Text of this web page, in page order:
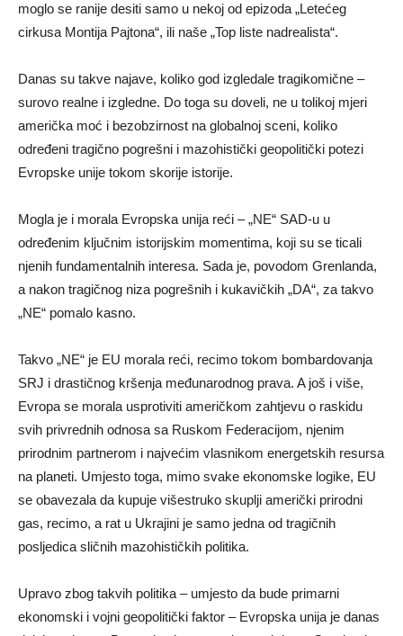
moglo se ranije desiti samo u nekoj od epizoda „Letećeg
cirkusa Montija Pajtona“, ili naše „Top liste nadrealista“.
Danas su takve najave, koliko god izgledale tragikomične –
surovo realne i izgledne. Do toga su doveli, ne u tolikoj mjeri
američka moć i bezobzirnost na globalnoj sceni, koliko
određeni tragično pogrešni i mazohistički geopolitički potezi
Evropske unije tokom skorije istorije.
Mogla je i morala Evropska unija reći – „NE“ SAD-u u
određenim ključnim istorijskim momentima, koji su se ticali
njenih fundamentalnih interesa. Sada je, povodom Grenlanda,
a nakon tragičnog niza pogrešnih i kukavičkih „DA“, za takvo
„NE“ pomalo kasno.
Takvo „NE“ je EU morala reći, recimo tokom bombardovanja
SRJ i drastičnog kršenja međunarodnog prava. A još i više,
Evropa se morala usprotiviti američkom zahtjevu o raskidu
svih privrednih odnosa sa Ruskom Federacijom, njenim
prirodnim partnerom i najvećim vlasnikom energetskih resursa
na planeti. Umjesto toga, mimo svake ekonomske logike, EU
se obavezala da kupuje višestruko skuplji američki prirodni
gas, recimo, a rat u Ukrajini je samo jedna od tragičnih
posljedica sličnih mazohističkih politika.
Upravo zbog takvih politika – umjesto da bude primarni
ekonomski i vojni geopolitički faktor – Evropska unija je danas